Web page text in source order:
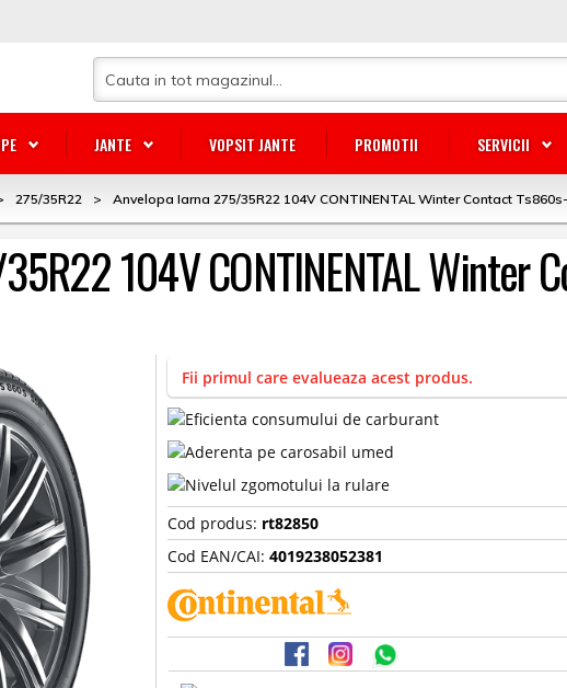
JANTE VOPSIT JANTE PROMOTII SERVICII
275/35R22 > Anvelopa Iarna 275/35R22 104V CONTINENTAL Winter Contact
104V CONTINENTAL Winter
Fii primul care evalueaza acest produs.
Cod produs: rt82850
Cod EAN/CAI:4019238052381